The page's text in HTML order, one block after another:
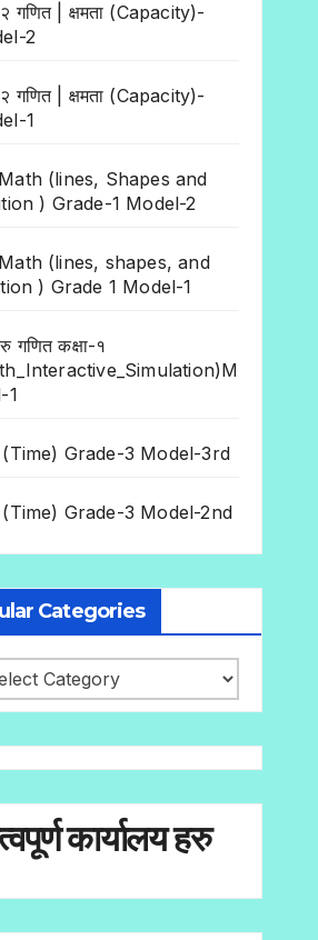
२ गणित | क्षमता (Capacity)-
2
२ गणित | क्षमता (Capacity)-
1
(lines, Shapes and
) Grade-1 Model-2
(lines, shapes, and
) Grade 1 Model-1
गणित कक्षा-१
1
Grade-3 Model-3rd
Grade-3 Model-2nd
Categories
कार्यालय हरु